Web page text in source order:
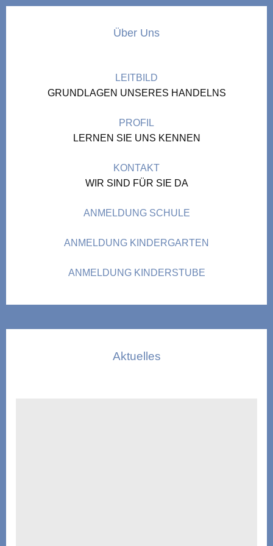
Über Uns
LEITBILD
GRUNDLAGEN UNSERES HANDELNS
PROFIL
LERNEN SIE UNS KENNEN
KONTAKT
WIR SIND FÜR SIE DA
ANMELDUNG SCHULE
ANMELDUNG KINDERGARTEN
ANMELDUNG KINDERSTUBE
Aktuelles